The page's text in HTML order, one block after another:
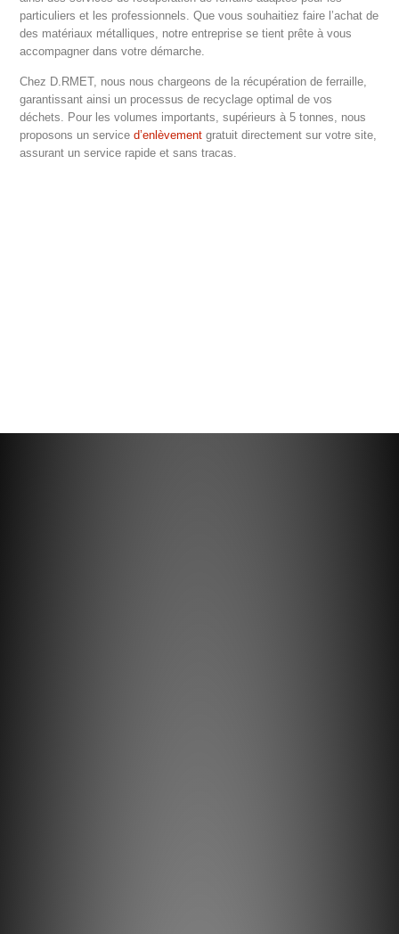
particuliers et les professionnels. Que vous souhaitiez faire l’achat de
des matériaux métalliques, notre entreprise se tient prête à vous
accompagner dans votre démarche.
Chez D.RMET, nous nous chargeons de la récupération de ferraille,
garantissant ainsi un processus de recyclage optimal de vos
déchets. Pour les volumes importants, supérieurs à 5 tonnes, nous
proposons un serviced’enlèvement gratuit directement sur votre site,
assurant un service rapide et sans tracas.